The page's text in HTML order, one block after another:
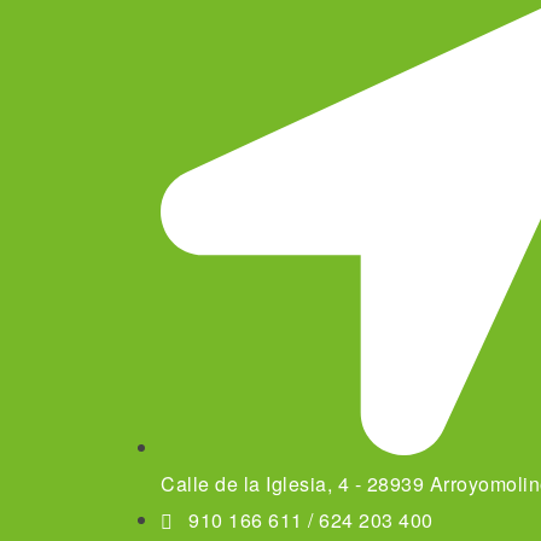
Calle de la Iglesia, 4 - 28939
910 166 611 / 624 203 400